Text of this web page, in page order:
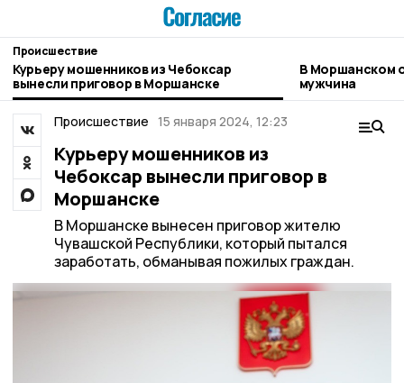
Происшествие
Курьеру мошенников из Чебоксар
вынесли приговор в Моршанске
В Моршанском
мужчина
Происшествие 15 января 2024, 12:23
Курьеру мошенников из
Чебоксар вынесли приговор в
Моршанске
В Моршанске вынесен приговор жителю
Чувашской Республики, который пытался
заработать, обманывая пожилых граждан.